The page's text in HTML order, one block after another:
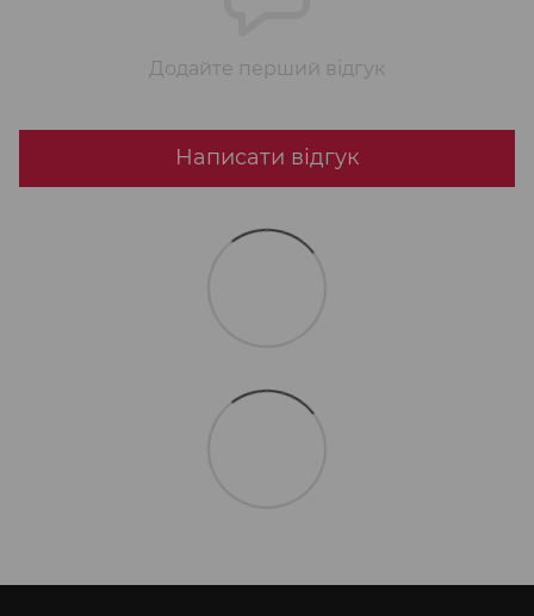
Додайте перший відгук
Написати відгук